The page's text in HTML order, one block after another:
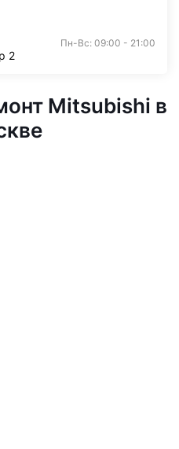
Пн-Вс: 09:00 - 21:00
2
Mitsubishi в